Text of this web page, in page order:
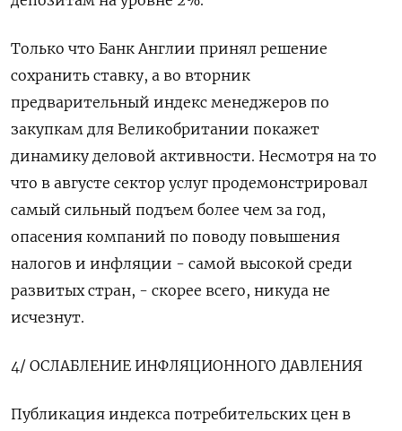
Только что Банк Англии принял решение
сохранить ставку, а во вторник
предварительный индекс менеджеров по
закупкам для Великобритании покажет
динамику деловой активности. Несмотря на то
что в августе сектор услуг продемонстрировал
самый сильный подъем более чем за год,
опасения компаний по поводу повышения
налогов и инфляции - самой высокой среди
развитых стран, - скорее всего, никуда не
исчезнут.
4/ ОСЛАБЛЕНИЕ ИНФЛЯЦИОННОГО ДАВЛЕНИЯ
Публикация индекса потребительских цен в